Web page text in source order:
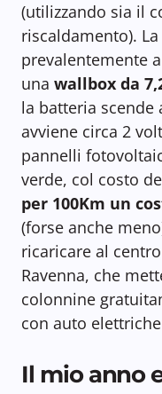
(utilizzando sia il
riscaldamento).
prevalentemente
una wallbox da
la batteria scende
avviene circa 2
pannelli
verde, col costo
per 100Km un
(forse anche
ricaricare al
Ravenna, che
colonnine
con auto
Il mio anno